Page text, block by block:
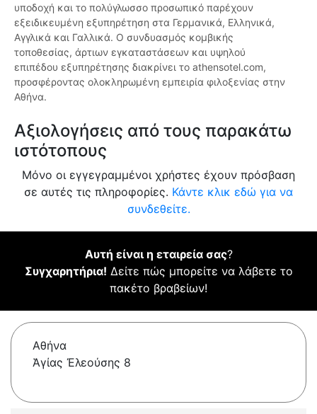
υποδοχή και το πολύγλωσσο προσωπικό παρέχουν
εξειδικευμένη εξυπηρέτηση στα Γερμανικά, Ελληνικά,
Αγγλικά και Γαλλικά. Ο συνδυασμός κομβικής
τοποθεσίας, άρτιων εγκαταστάσεων και υψηλού
επιπέδου εξυπηρέτησης διακρίνει το athensotel.com,
προσφέροντας ολοκληρωμένη εμπειρία φιλοξενίας στην
Αθήνα.
Αξιολογήσεις από τους παρακάτω
ιστότοπους
Μόνο οι εγγεγραμμένοι χρήστες έχουν πρόσβαση
σε αυτές τις πληροφορίες. Κάντε κλικ εδώ για να
συνδεθείτε.
Αυτή είναι η εταιρεία σας?
Συγχαρητήρια! Δείτε πώς μπορείτε να λάβετε το
πακέτο βραβείων!
Αθήνα
Ἁγίας Ἐλεούσης 8